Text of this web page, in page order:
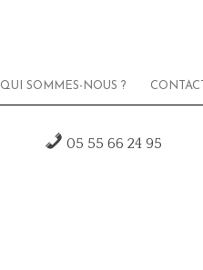
QUI SOMMES-NOUS ? CONTACT
05 55 66 24 95